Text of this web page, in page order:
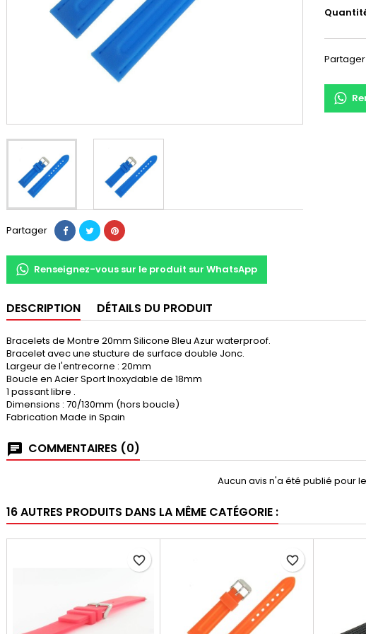
Partager
Renseignez-vous sur le produit sur WhatsApp
Partager
DESCRIPTION DÉTAILS DU PRODUIT
Bracelets de Montre 20mm Silicone Bleu Azur waterproof.
Bracelet avec une stucture de surface double Jonc.
Largeur de l'entrecorne : 20mm
Boucle en Acier Sport Inoxydable de 18mm
1 passant libre .
Dimensions : 70/130mm (hors boucle)
Fabrication Made in Spain
COMMENTAIRES (0)
Aucun avis n'a été publié pour
16 AUTRES PRODUITS DANS LA MÊME CATÉGORIE :
favorite_border favorite_border